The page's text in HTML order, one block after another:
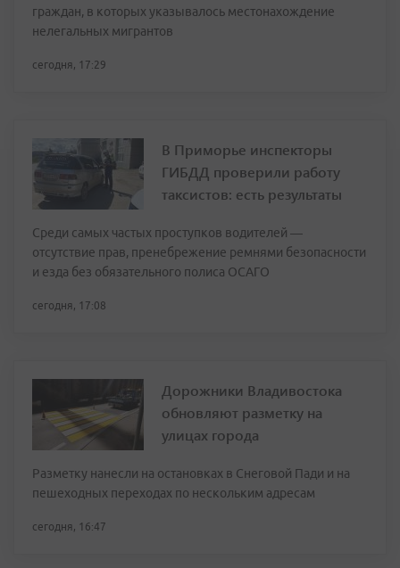
граждан, в которых указывалось местонахождение
нелегальных мигрантов
сегодня, 17:29
В Приморье инспекторы
ГИБДД проверили работу
таксистов: есть результаты
Среди самых частых проступков водителей —
отсутствие прав, пренебрежение ремнями безопасности
и езда без обязательного полиса ОСАГО
сегодня, 17:08
Дорожники Владивостока
обновляют разметку на
улицах города
Разметку нанесли на остановках в Снеговой Пади и на
пешеходных переходах по нескольким адресам
сегодня, 16:47